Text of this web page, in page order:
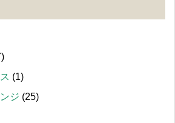
(1)
ジ (25)